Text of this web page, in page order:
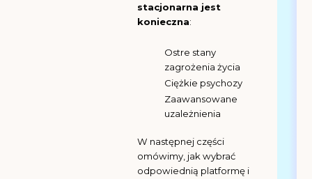
stacjonarna jest
konieczna:
Ostre stany
zagrożenia życia
Ciężkie psychozy
Zaawansowane
uzależnienia
W następnej części
omówimy, jak wybrać
odpowiednią platformę i